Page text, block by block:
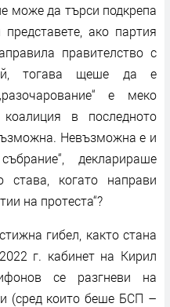
може да търси подкрепа
ако партия
правителство с
тогава щеше да е
е меко
в последното
Невъзможна е и
декларираше
когато направи
на протеста“?
гибел, както стана
г. кабинет на Кирил
се разгневи на
(сред които беше БСП –